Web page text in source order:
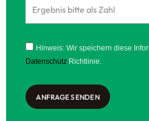
Hinweis: Wir speichern diese
Datenschutz Richtlinie.
ANFRAGE SENDEN